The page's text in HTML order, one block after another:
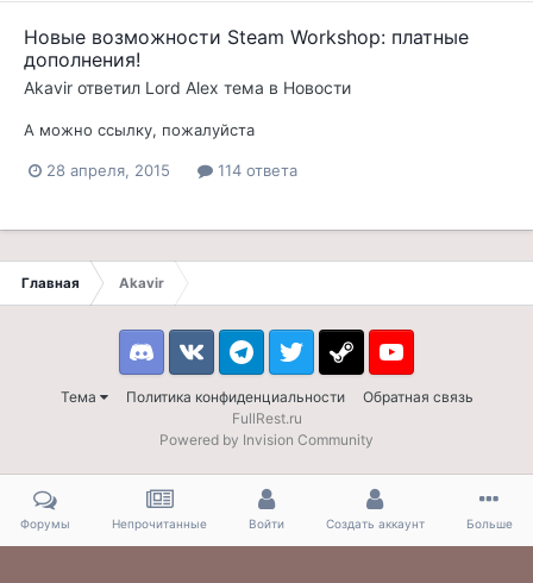
Новые возможности Steam Workshop: платные
дополнения!
Akavir ответил Lord Alex тема в Новости
А можно ссылку, пожалуйста
28 апреля, 2015 114 ответа
Главная Akavir
Тема Политика конфиденциальности Обратная связь
DiscordVK TelegramTwitter Steam Youtube
FullRest.ru
Powered by Invision Community
Форумы Непрочитанные Войти Создать аккаунт Больше